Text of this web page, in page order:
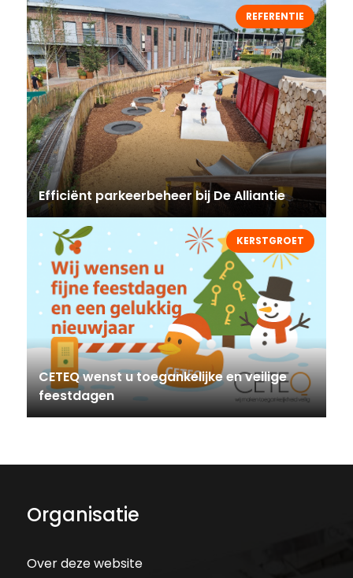
REFERENTIE
Efficiënt parkeerbeheer bij De Alliantie
KERSTGROET
CETEQ wenst u toegankelijke en veilige
feestdagen
Organisatie
Over deze website